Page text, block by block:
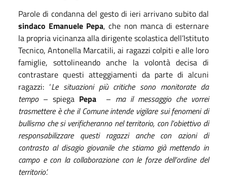
Parole di condanna del gesto di ieri arrivano subito dal
sindaco Emanuele Pepa, che non manca di esternare
la propria vicinanza alla dirigente scolastica dell’Istituto
Tecnico, Antonella Marcatili, ai ragazzi colpiti e alle loro
famiglie, sottolineando anche la volontà decisa di
contrastare questi atteggiamenti da parte di alcuni
ragazzi: ‘Le situazioni più critiche sono monitorate da
tempo– spiega Pepa – ma il messaggio che vorrei
trasmettere è che il Comune intende vigilare sui fenomeni di
bullismo che si verificheranno nel territorio, con l’obiettivo di
responsabilizzare questi ragazzi anche con azioni di
contrasto al disagio giovanile che stiamo già mettendo in
campo e con la collaborazione con le forze dell’ordine del
territorio’.